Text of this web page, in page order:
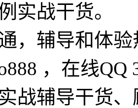
实战干货。
，辅导和体验
，在线QQ
战辅导干货